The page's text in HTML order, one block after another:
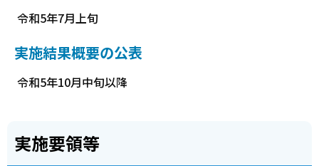
令和5年7月上旬
実施結果概要の公表
令和5年10月中旬以降
実施要領等